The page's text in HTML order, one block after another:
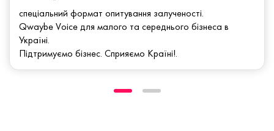
спеціальний формат опитування залученості.
Qwaybe Voice для малого та середнього бізнеса в
Україні.
Підтримуємо бізнес. Сприяємо Країні!.